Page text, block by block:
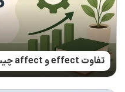
تفاوت effect و affect چیست؟